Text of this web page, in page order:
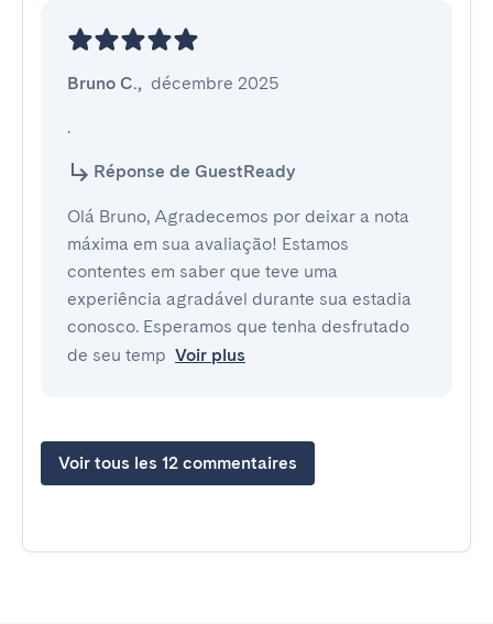
Bruno C., décembre 2025
.
Réponse de GuestReady
Olá Bruno, Agradecemos por deixar a nota
máxima em sua avaliação! Estamos
contentes em saber que teve uma
experiência agradável durante sua estadia
conosco. Esperamos que tenha desfrutado
de seu temp Voir plus
Voir tous les 12 commentaires